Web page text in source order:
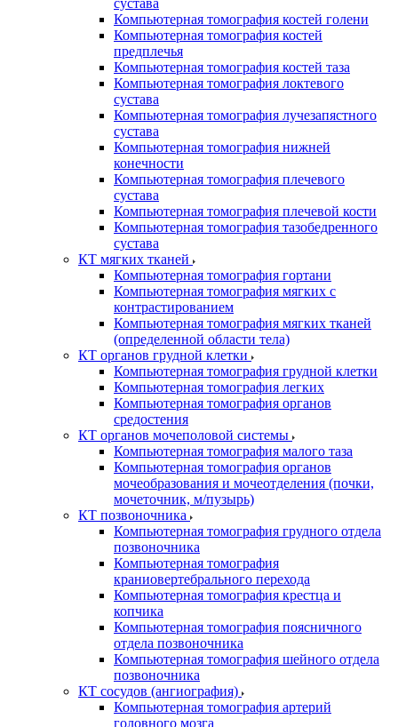
сустава
Компьютерная томография костей голени
Компьютерная томография костей
предплечья
Компьютерная томография костей таза
Компьютерная томография локтевого
сустава
Компьютерная томография лучезапястного
сустава
Компьютерная томография нижней
конечности
Компьютерная томография плечевого
сустава
Компьютерная томография плечевой кости
Компьютерная томография тазобедренного
сустава
КТ мягких тканей
Компьютерная томография гортани
Компьютерная томография мягких с
контрастированием
Компьютерная томография мягких тканей
(определенной области тела)
КТ органов грудной клетки
Компьютерная томография грудной клетки
Компьютерная томография легких
Компьютерная томография органов
средостения
КТ органов мочеполовой системы
Компьютерная томография малого таза
Компьютерная томография органов
мочеобразования и мочеотделения (почки,
мочеточник, м/пузырь)
КТ позвоночника
Компьютерная томография грудного отдела
позвоночника
Компьютерная томография
краниовертебрального перехода
Компьютерная томография крестца и
копчика
Компьютерная томография поясничного
отдела позвоночника
Компьютерная томография шейного отдела
позвоночника
КТ сосудов (ангиография)
Компьютерная томография артерий
головного мозга